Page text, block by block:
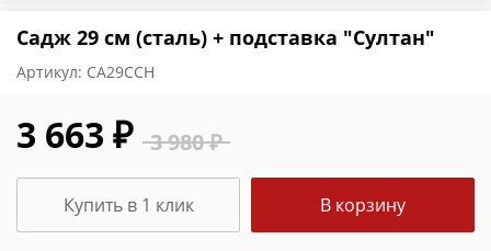
Садж 29 см (сталь) + подставка "Султан"
Артикул: СА29ССН
3 980 ₽
3 663 ₽
В корзину
Купить в 1 клик